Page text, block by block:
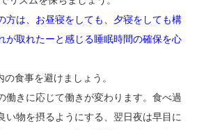
方は、お昼寝をしても、夕寝をしても構
が取れたーと感じる睡眠時間の確保を心
食事を避けましょう。
働きに応じて働きが変わります。食べ過
い物を摂るようにする、翌日夜は早目に